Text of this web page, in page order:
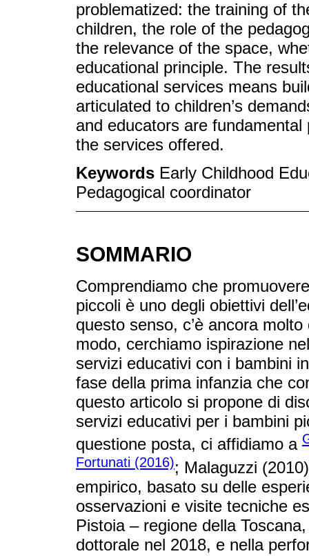
problematized: the training of
children, the role of the
the relevance of the space,
educational principle. The
educational services means
articulated to children’s
and educators are
the services offered.
Keywords Early Childhood
Pedagogical coordinator
SOMMARIO
Comprendiamo che
piccoli è uno degli obiettivi
questo senso, c’è ancora
modo, cerchiamo ispirazione
servizi educativi con i bambini
fase della prima infanzia che
questo articolo si propone di
servizi educativi per i bambini
questione posta, ci affidiamo a
Fortunati (2016); Malaguzzi
empirico, basato su delle
osservazioni e visite tecniche
Pistoia – regione della
dottorale nel 2018, e nella